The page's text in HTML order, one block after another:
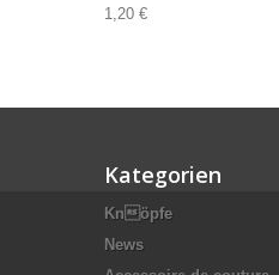
1,20 €
Kategorien
Knöpfe
News